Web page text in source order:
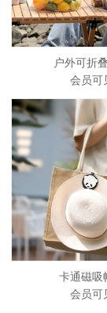
户外可折
会员可
卡通磁吸
会员可